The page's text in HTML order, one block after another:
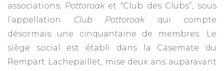
associations, Pottoroaket “Club des Clubs”, sous
l’appellation Club Pottoroakqui compte
désormais une cinquantaine de membres. Le
siège social est établi dans la Casemate du
Rempart Lachepaillet, mise deux ans auparavant